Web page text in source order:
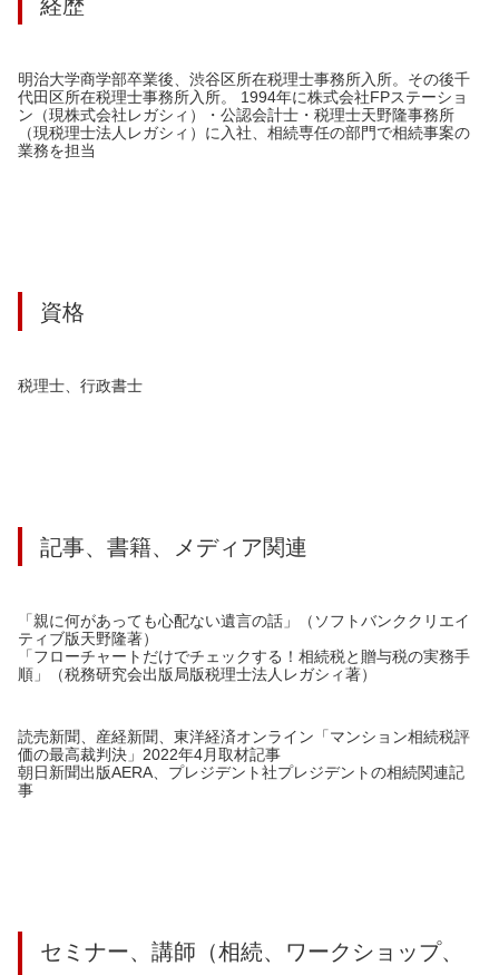
経歴
明治大学商学部卒業後、渋谷区所在税理士事務所入所。その後千
代田区所在税理士事務所入所。 1994年に株式会社FPステーショ
ン（現株式会社レガシィ）・公認会計士・税理士天野隆事務所
（現税理士法人レガシィ）に入社、相続専任の部門で相続事案の
業務を担当
資格
税理士、行政書士
記事、書籍、メディア関連
「親に何があっても心配ない遺言の話」（ソフトバンククリエイ
ティブ版天野隆著）
「フローチャートだけでチェックする！相続税と贈与税の実務手
順」（税務研究会出版局版税理士法人レガシィ著）
読売新聞、産経新聞、東洋経済オンライン「マンション相続税評
価の最高裁判決」2022年4月取材記事
朝日新聞出版AERA、プレジデント社プレジデントの相続関連記
事
セミナー、講師（相続、ワークショップ、